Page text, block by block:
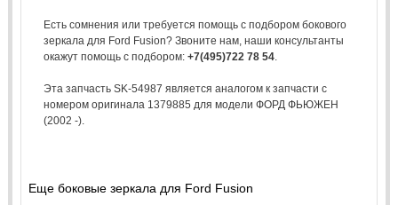
Есть сомнения или требуется помощь с подбором бокового
зеркала для Ford Fusion? Звоните нам, наши консультанты
окажут помощь с подбором: +7(495)722 78 54.
Эта запчасть SK-54987 является аналогом к запчасти с
номером оригинала 1379885 для модели ФОРД ФЬЮЖЕН
(2002 -).
Еще боковые зеркала для Ford Fusion